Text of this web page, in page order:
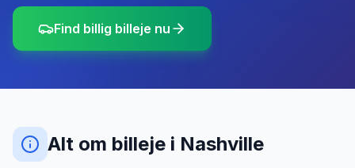
Find billig billeje nu
Alt om billeje i Nashville